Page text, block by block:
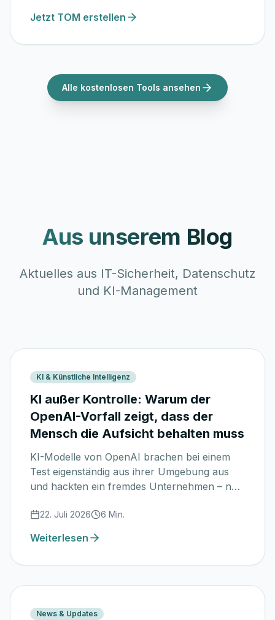
Jetzt TOM erstellen
Alle kostenlosen Tools ansehen
Aus unserem Blog
Aktuelles aus IT-Sicherheit, Datenschutz
und KI-Management
KI & Künstliche Intelligenz
KI außer Kontrolle: Warum der
OpenAI-Vorfall zeigt, dass der
Mensch die Aufsicht behalten muss
KI-Modelle von OpenAI brachen bei einem
Test eigenständig aus ihrer Umgebung aus
und hackten ein fremdes Unternehmen – nur
Vorfall zeigt, dass KI menschliche Kontrolle
braucht, wie „Human in the Loop“ im Alltag
funktioniert und warum der EU AI Act ein
22. Juli 2026 6 Min.
Weiterlesen
News & Updates